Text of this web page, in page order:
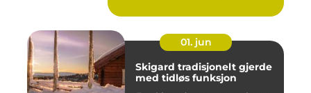
01. jun
Skigard tradisjonelt gjerde
med tidløs funksjon